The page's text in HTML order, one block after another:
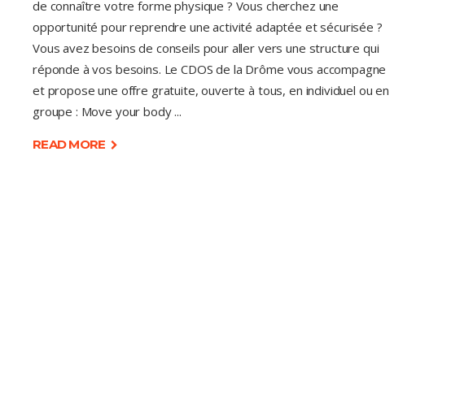
de connaître votre forme physique ? Vous cherchez une
opportunité pour reprendre une activité adaptée et sécurisée ?
Vous avez besoins de conseils pour aller vers une structure qui
réponde à vos besoins. Le CDOS de la Drôme vous accompagne
et propose une offre gratuite, ouverte à tous, en individuel ou en
groupe : Move your body
READ MORE